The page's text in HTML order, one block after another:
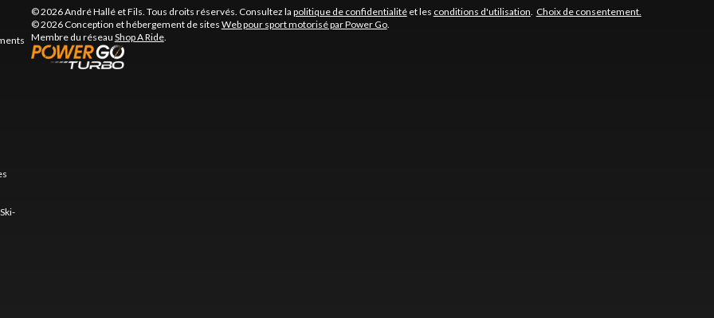
© 2026 André Hallé et Fils. Tous droits réservés. Consultez la politique de confidentialitéet les conditions d'utilisation. Choix de consentement.
© 2026 Conception et hébergement de sites Web pour sport motorisé par Power Go.
Membre du réseau Shop A Ride.